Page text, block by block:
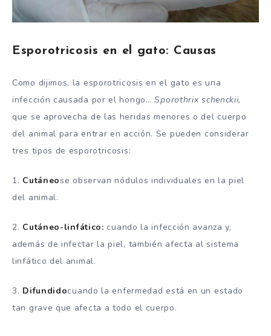
Esporotricosis en el gato: Causas
Como dijimos, la esporotricosis en el gato es una
infección causada por el hongo…Sporothrix schenckii,
que se aprovecha de las heridas menores o del cuerpo
del animal para entrar en acción. Se pueden considerar
tres tipos de esporotricosis:
1. Cutáneose observan nódulos individuales en la piel
del animal.
2. Cutáneo-linfático: cuando la infección avanza y,
además de infectar la piel, también afecta al sistema
linfático del animal.
3. Difundidocuando la enfermedad está en un estado
tan grave que afecta a todo el cuerpo.